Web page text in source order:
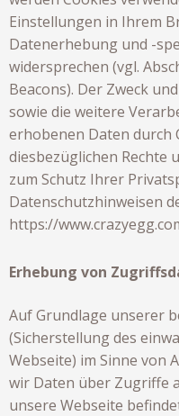
Einstellungen in Ihrem
Datenerhebung und -
widersprechen (vgl.
Beacons). Der Zweck
sowie die weitere
erhobenen Daten durch
diesbezüglichen Rechte
zum Schutz Ihrer
Datenschutzhinweisen
https://
Erhebung von
Auf Grundlage unserer
(Sicherstellung des
Webseite) im Sinne von
wir Daten über Zugriffe
unsere Webseite